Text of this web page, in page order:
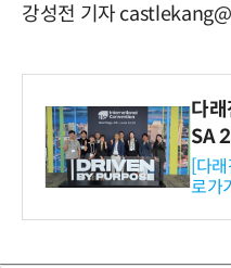
강성전 기자
다
SA
와
-바
보
[다
로가